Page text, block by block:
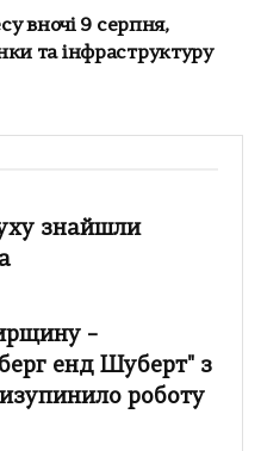
вночі 9 серпня,
та інфраструктуру
знайшли
–
енд Шуберт" з
роботу